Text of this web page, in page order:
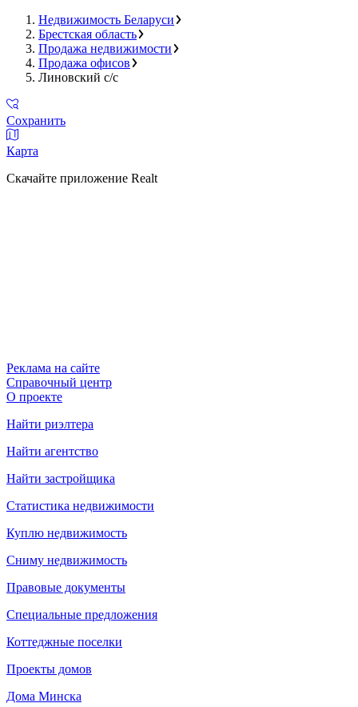
Недвижимость Беларуси
Брестская область
Продажа недвижимости
Продажа офисов
Линовский с/с
Сохранить
Карта
Скачайте приложение Realt
Реклама на сайте
Справочный центр
О проекте
Найти риэлтера
Найти агентство
Найти застройщика
Статистика недвижимости
Куплю недвижимость
Сниму недвижимость
Правовые документы
Специальные предложения
Коттеджные поселки
Проекты домов
Дома Минска